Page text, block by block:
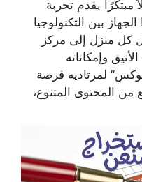
يقدم تجربة
بين التكنولوجيا
كل منزل إلى مركز
وإمكاناته
لمرتاديه فرصة
من المحتوى المتنوع،